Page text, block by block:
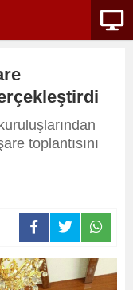
toplantısını